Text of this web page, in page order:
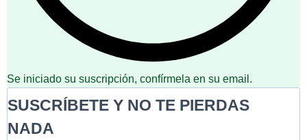
Se iniciado su suscripción, confírmela en su email.
SUSCRÍBETE Y NO TE PIERDAS
NADA